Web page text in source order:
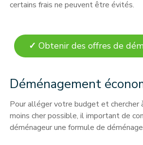
certains frais ne peuvent être évités.
✓ Obtenir des offres de
Déménagement
Pour alléger votre budget et chercher
moins cher possible, il important de
déménageur une formule de